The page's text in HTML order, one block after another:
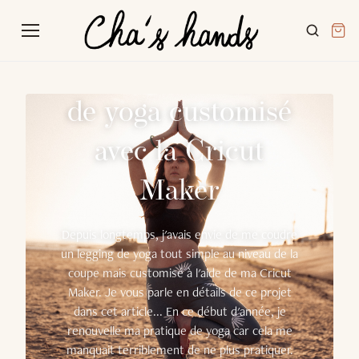
Les tutoriels -4 mars 2022
de yoga customisé
avec la Cricut
Maker
Depuis longtemps, j'avais envie de me coudre
un legging de yoga tout simple au niveau de la
coupe mais customisé à l'aide de ma Cricut
Maker. Je vous parle en détails de ce projet
dans cet article... En ce début d'année, je
renouvelle ma pratique de yoga car cela me
manquait terriblement de ne plus pratiquer.